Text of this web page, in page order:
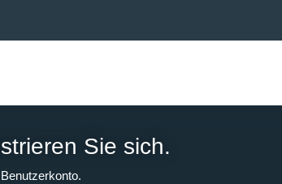
Sie sich.